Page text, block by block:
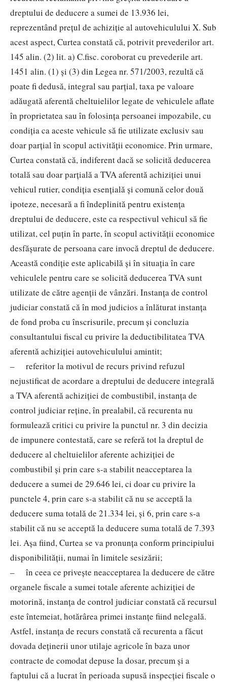
dreptului de deducere a sumei de 13.936 lei,
reprezentând preţul de achiziţie al autovehiculului X. Sub
acest aspect, Curtea constată că, potrivit prevederilor art.
145 alin. (2) lit. a) C.fisc. coroborat cu prevederile art.
1451 alin. (1) și (3) din Legea nr. 571/2003, rezultă că
poate fi dedusă, integral sau parţial, taxa pe valoare
adăugată aferentă cheltuielilor legate de vehiculele aflate
în proprietatea sau în folosinţa persoanei impozabile, cu
condiţia ca aceste vehicule să fie utilizate exclusiv sau
doar parţial în scopul activităţii economice. Prin urmare,
Curtea constată că, indiferent dacă se solicită deducerea
totală sau doar parţială a TVA aferentă achiziţiei unui
vehicul rutier, condiţia esenţială şi comună celor două
ipoteze, necesară a fi îndeplinită pentru existenţa
dreptului de deducere, este ca respectivul vehicul să fie
utilizat, cel puţin în parte, în scopul activităţii economice
desfăşurate de persoana care invocă dreptul de deducere.
Această condiţie este aplicabilă şi în situaţia în care
vehiculele pentru care se solicită deducerea TVA sunt
utilizate de către agenţii de vânzări. Instanţa de control
judiciar constată că în mod judicios a înlăturat instanţa
de fond proba cu înscrisurile, precum şi concluzia
consultantului fiscal cu privire la deductibilitatea TVA
aferentă achiziţiei autovehiculului amintit;
– referitor la motivul de recurs privind refuzul
nejustificat de acordare a dreptului de deducere integrală
a TVA aferentă achiziţiei de combustibil, instanţa de
control judiciar reţine, în prealabil, că recurenta nu
formulează critici cu privire la punctul nr. 3 din decizia
de impunere contestată, care se referă tot la dreptul de
deducere al cheltuielilor aferente achiziţiei de
combustibil şi prin care s-a stabilit neacceptarea la
deducere a sumei de 29.646 lei, ci doar cu privire la
punctele 4, prin care s-a stabilit că nu se acceptă la
deducere suma totală de 21.334 lei, şi 6, prin care s-a
stabilit că nu se acceptă la deducere suma totală de 7.393
lei. Aşa fiind, Curtea se va pronunţa conform principiului
disponibilităţii, numai în limitele sesizării;
– în ceea ce priveşte neacceptarea la deducere de către
organele fiscale a sumei totale aferente achiziţiei de
motorină, instanţa de control judiciar constată că recursul
este întemeiat, hotărârea primei instanţe fiind nelegală.
Astfel, instanţa de recurs constată că recurenta a făcut
dovada deţinerii unor utilaje agricole în baza unor
contracte de comodat depuse la dosar, precum şi a
faptului că a lucrat în perioada supusă inspecţiei fiscale o